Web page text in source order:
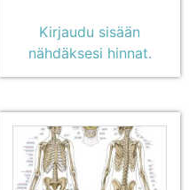
Kirjaudu sisään
nähdäksesi hinnat.